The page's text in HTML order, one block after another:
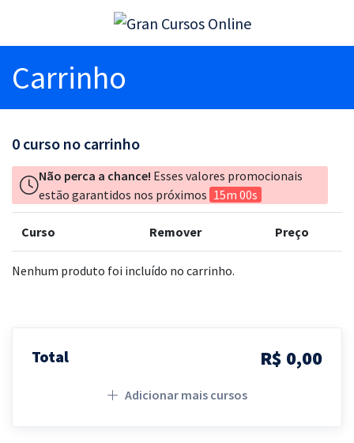
Carrinho
0 curso no carrinho
Não perca a chance! Esses valores promocionais
estão garantidos nos próximos 15m 00s
Curso Remover Preço
Nenhum produto foi incluído no carrinho.
Total R$ 0,00
Adicionar mais cursos